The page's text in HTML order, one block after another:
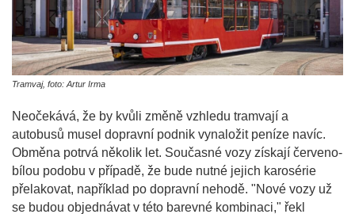
Tramvaj, foto: Artur Irma
Neočekává, že by kvůli změně vzhledu tramvají a
autobusů musel dopravní podnik vynaložit peníze navíc.
Obměna potrvá několik let. Současné vozy získají červeno-
bílou podobu v případě, že bude nutné jejich karosérie
přelakovat, například po dopravní nehodě. "Nové vozy už
se budou objednávat v této barevné kombinaci," řekl